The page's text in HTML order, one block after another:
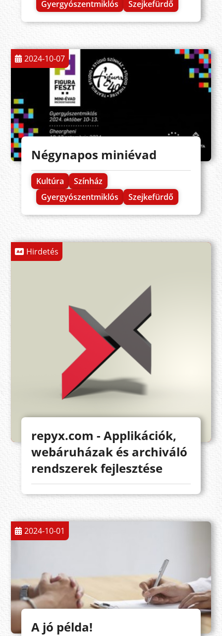
Gyergyószentmiklós Szejkefürdő
2024-10-07
Négynapos miniévad
Kultúra
Színház
Gyergyószentmiklós
Szejkefürdő
Hirdetés
repyx.com - Applikációk,
webáruházak és archiváló
rendszerek fejlesztése
2024-10-01
A jó példa!